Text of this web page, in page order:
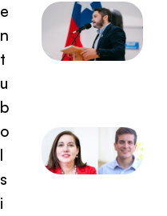
e
n
t
u
b
o
l
s
i